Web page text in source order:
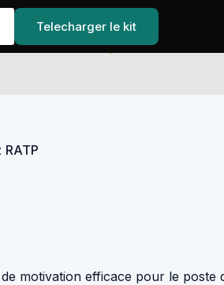
motivation efficace pour le poste
Telecharger le kit